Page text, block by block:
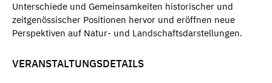
Unterschiede und Gemeinsamkeiten historischer und
zeitgenössischer Positionen hervor und eröffnen neue
Perspektiven auf Natur- und Landschaftsdarstellungen.
VERANSTALTUNGSDETAILS